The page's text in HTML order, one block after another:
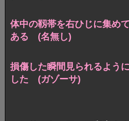
体中の靱帯を右ひじに集め
ある (名無し)
損傷した瞬間見られるよう
した (ガゾーサ)